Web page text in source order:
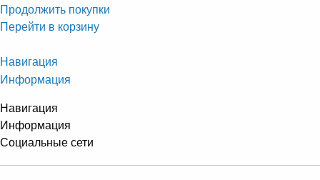
Продолжить покупки
Перейти в корзину
Навигация
Информация
Навигация
Информация
Социальные сети